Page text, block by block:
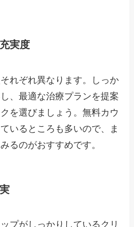
実度
れぞれ異なります。しっか
、最適な治療プランを提案
を選びましょう。無料カウ
いるところも多いので、ま
るのがおすすめです。
プがしっかりしているクリ